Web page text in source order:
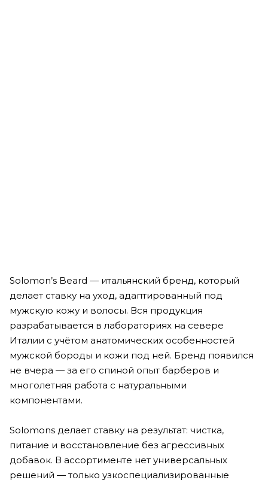
Solomon’s Beard — итальянский бренд, который
делает ставку на уход, адаптированный под
мужскую кожу и волосы. Вся продукция
разрабатывается в лабораториях на севере
Италии с учётом анатомических особенностей
мужской бороды и кожи под ней. Бренд появился
не вчера — за его спиной опыт барберов и
многолетняя работа с натуральными
компонентами.
Solomons делает ставку на результат: чистка,
питание и восстановление без агрессивных
добавок. В ассортименте нет универсальных
решений — только узкоспециализированные